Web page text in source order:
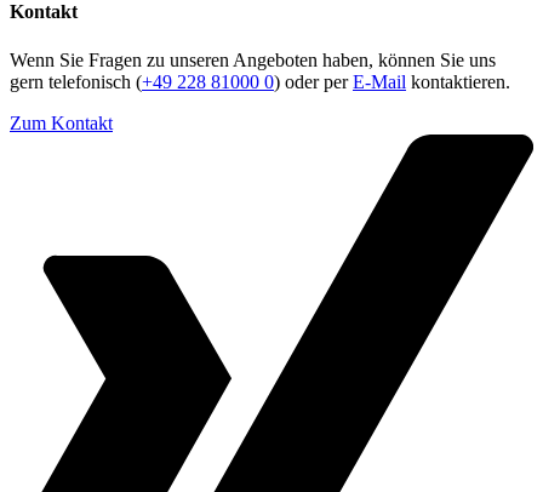
Kontakt
Wenn Sie Fragen zu unseren Angeboten haben, können Sie uns
gern telefonisch (+49 228 81000 0) oder perE-Mail kontaktieren.
Zum Kontakt